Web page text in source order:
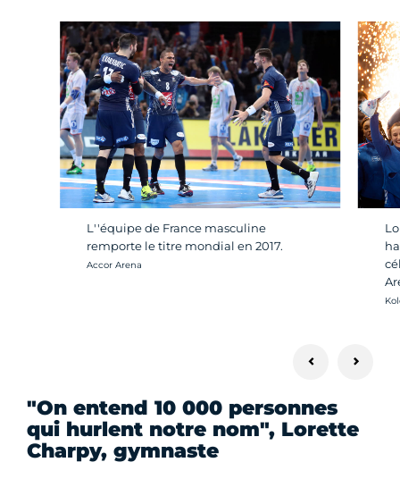
L''équipe de France masculine
remporte le titre mondial en 2017.
Crédit photo :
Accor Arena
"On entend 10 000 personnes
qui hurlent notre nom", Lorette
Charpy, gymnaste